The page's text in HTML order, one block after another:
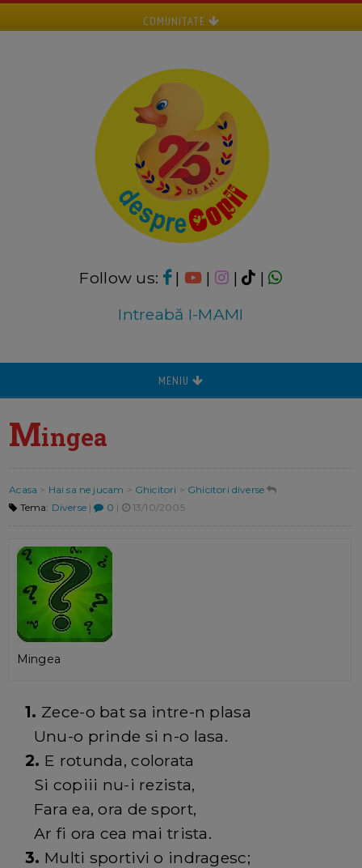
COMUNITATE
Follow us: | | |
|
Intreabă I-MAMI
MENIU
Mingea
Acasa > Hai sa ne jucam > Ghicitori > Ghicitori diverse
Tema: Diverse| 0 | 13/10/2005
Mingea
1. Zece-o bat sa intre-n plasa
Unu-o prinde si n-o lasa.
2. E rotunda, colorata
Si copiii nu-i rezista,
Fara ea, ora de sport,
Ar fi ora cea mai trista.
3. Multi sportivi o indragesc;